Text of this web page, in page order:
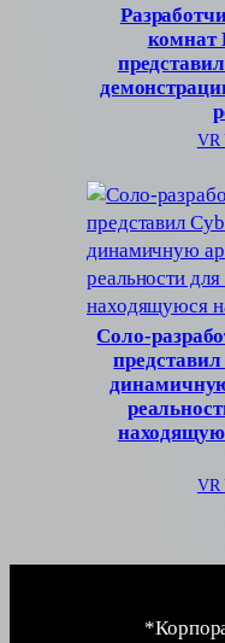
комнат
VR
Соло-
VR